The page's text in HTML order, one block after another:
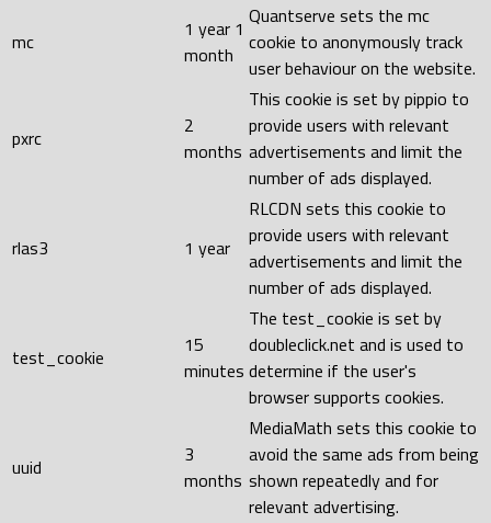
mc
1 year 1
month
Quantserve sets the mc
cookie to anonymously track
user behaviour on the website.
pxrc
2
months
This cookie is set by pippio to
provide users with relevant
advertisements and limit the
number of ads displayed.
rlas3 1 year
RLCDN sets this cookie to
provide users with relevant
advertisements and limit the
number of ads displayed.
test_cookie
15
minutes
The test_cookie is set by
doubleclick.net and is used to
determine if the user's
browser supports cookies.
uuid
3
months
MediaMath sets this cookie to
avoid the same ads from being
shown repeatedly and for
relevant advertising.